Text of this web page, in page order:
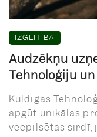
IZGLĪTĪBA
Audzēkņu
Tehnoloģiju
Kuldīgas
apgūt unikālas
vecpilsētas sirdī,